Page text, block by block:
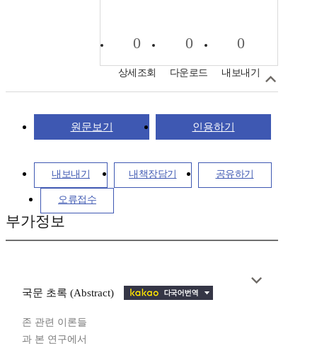
0
상세조회
0
다운로드
0
내보내기
원문보기 인용하기
내보내기 내책장담기 공유하기
오류접수
부가정보
국문 초록 (Abstract)
존 관련 이론들
과 본 연구에서